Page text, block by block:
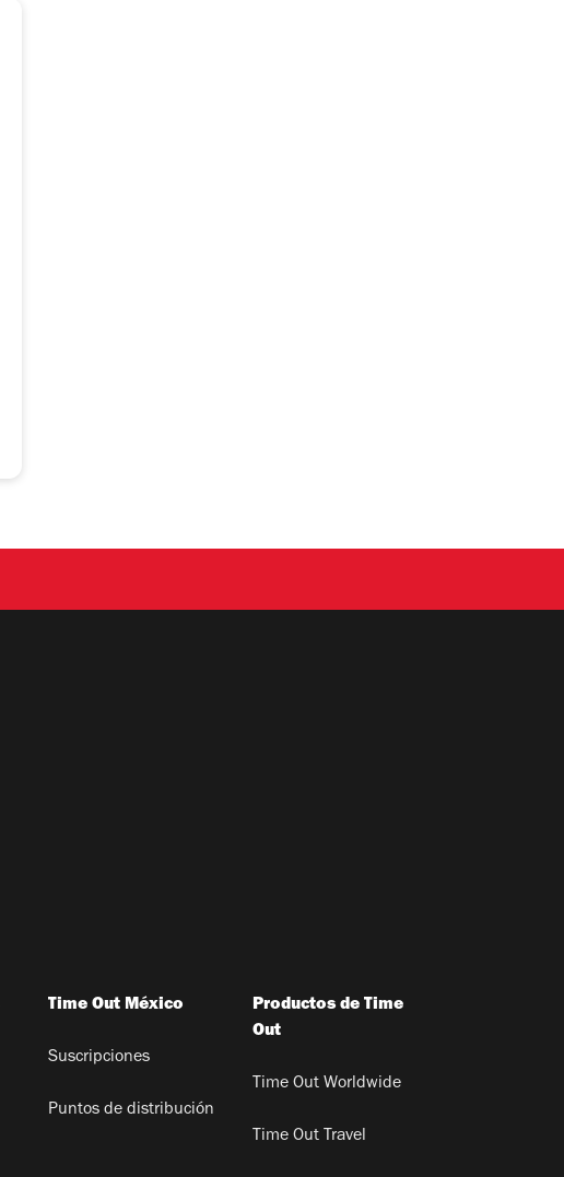
Time Out México
Suscripciones
Puntos de distribución
Productos de Time
Out
Time Out Worldwide
Time Out Travel